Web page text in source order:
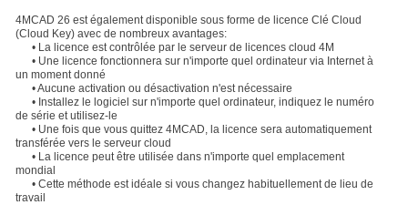
4MCAD 26 est également disponible sous forme de licence Clé Cloud
(Cloud Key) avec de nombreux avantages:
• La licence est contrôlée par le serveur de licences cloud 4M
• Une licence fonctionnera sur n'importe quel ordinateur via Internet à
un moment donné
• Aucune activation ou désactivation n'est nécessaire
• Installez le logiciel sur n'importe quel ordinateur, indiquez le numéro
de série et utilisez-le
• Une fois que vous quittez 4MCAD, la licence sera automatiquement
transférée vers le serveur cloud
• La licence peut être utilisée dans n'importe quel emplacement
mondial
• Cette méthode est idéale si vous changez habituellement de lieu de
travail